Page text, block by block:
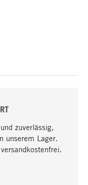
zuverlässig,
unserem Lager.